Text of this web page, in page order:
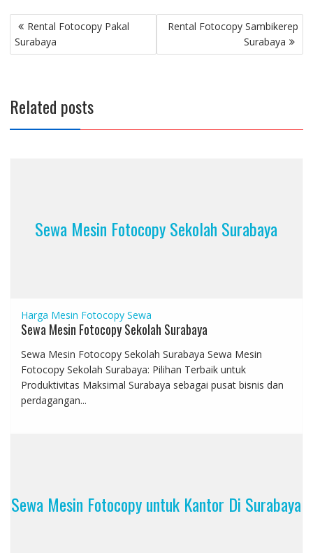
Post
navigation
Rental Fotocopy Pakal
Surabaya
Rental Fotocopy Sambikerep
Surabaya
Related posts
Sewa Mesin Fotocopy Sekolah Surabaya
Harga Mesin Fotocopy Sewa
Sewa Mesin Fotocopy Sekolah Surabaya
Sewa Mesin Fotocopy Sekolah Surabaya Sewa Mesin
Fotocopy Sekolah Surabaya: Pilihan Terbaik untuk
Produktivitas Maksimal Surabaya sebagai pusat bisnis dan
perdagangan...
Sewa Mesin Fotocopy untuk Kantor Di Surabaya